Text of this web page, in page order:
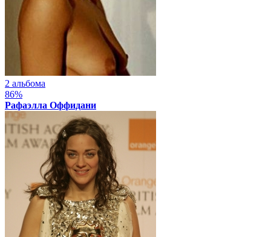
2 альбома
86%
Рафаэлла Оффидани